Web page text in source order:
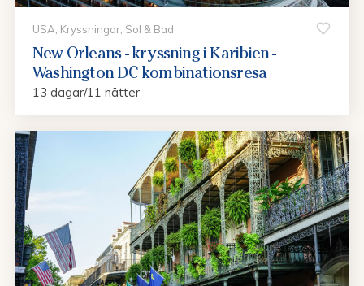
USA, Kryssningar, Sol & Bad
New Orleans - kryssning i Karibien -
Washington DC kombinationsresa
13 dagar/11 nätter